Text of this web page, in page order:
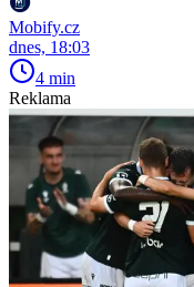
Mobify.cz
dnes, 18:03
4 min
Reklama